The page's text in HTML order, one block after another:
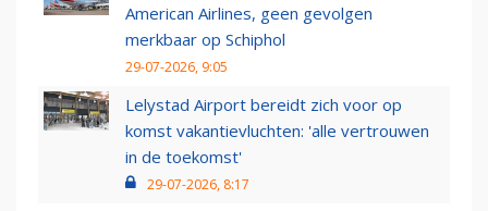
American Airlines, geen gevolgen
merkbaar op Schiphol
29-07-2026, 9:05
Lelystad Airport bereidt zich voor op
komst vakantievluchten: 'alle vertrouwen
in de toekomst'
29-07-2026, 8:17